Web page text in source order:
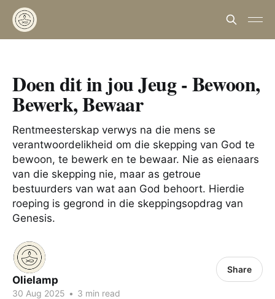
Doen dit in jou Jeug - Bewoon,
Bewerk, Bewaar
Rentmeesterskap verwys na die mens se
verantwoordelikheid om die skepping van God te
bewoon, te bewerk en te bewaar. Nie as eienaars
van die skepping nie, maar as getroue
bestuurders van wat aan God behoort. Hierdie
roeping is gegrond in die skeppingsopdrag van
Genesis.
Olielamp
30 Aug 2025 • 3 min read
Share